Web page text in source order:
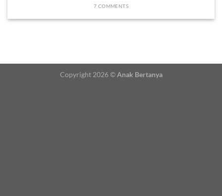
7 COMMENTS
Copyright 2026 ©Anak Bertanya